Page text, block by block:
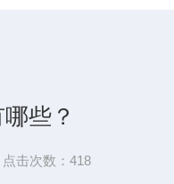
些？
点击次数：418